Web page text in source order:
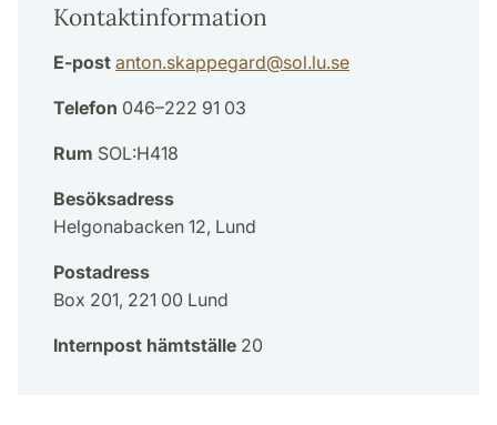
Kontaktinformation
E-post anton.skappegard@sol.lu.se
Telefon 046–222 91 03
Rum SOL:H418
Besöksadress
Helgonabacken 12, Lund
Postadress
Box 201, 221 00 Lund
Internpost hämtställe 20